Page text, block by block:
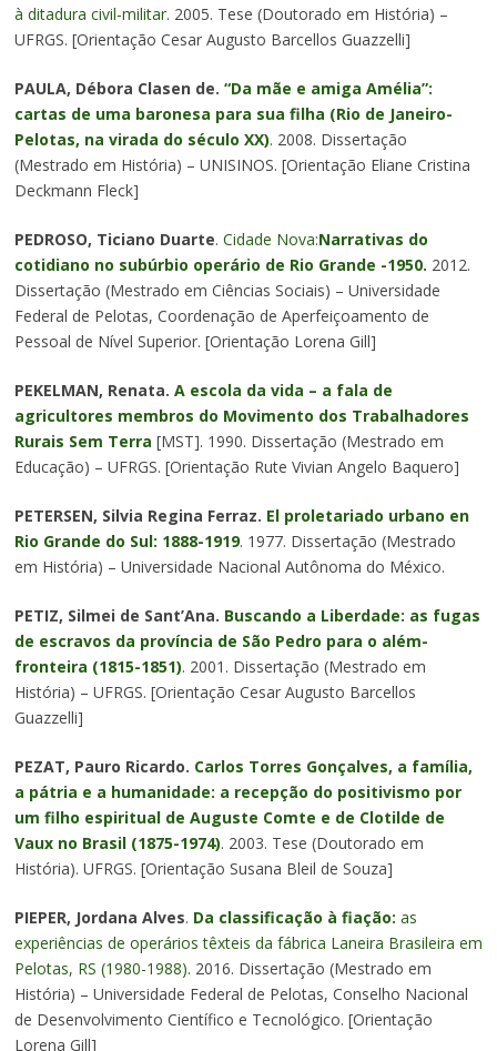
à ditadura civil-militar. 2005. Tese (Doutorado em História) –
UFRGS. [Orientação Cesar Augusto Barcellos Guazzelli]
PAULA, Débora Clasen de. “Da mãe e amiga Amélia”:
cartas de uma baronesa para sua filha (Rio de Janeiro-
Pelotas, na virada do século XX). 2008. Dissertação
(Mestrado em História) – UNISINOS. [Orientação Eliane Cristina
Deckmann Fleck]
PEDROSO, Ticiano Duarte. Cidade Nova:Narrativas do
cotidiano no subúrbio operário de Rio Grande -1950. 2012.
Dissertação (Mestrado em Ciências Sociais) – Universidade
Federal de Pelotas, Coordenação de Aperfeiçoamento de
Pessoal de Nível Superior. [Orientação Lorena Gill]
PEKELMAN, Renata. A escola da vida – a fala de
agricultores membros do Movimento dos Trabalhadores
Rurais Sem Terra [MST]. 1990. Dissertação (Mestrado em
Educação) – UFRGS. [Orientação Rute Vivian Angelo Baquero]
PETERSEN, Silvia Regina Ferraz. El proletariado urbano en
Rio Grande do Sul: 1888-1919. 1977. Dissertação (Mestrado
em História) – Universidade Nacional Autônoma do México.
PETIZ, Silmei de Sant’Ana. Buscando a Liberdade: as fugas
de escravos da província de São Pedro para o além-
fronteira (1815-1851). 2001. Dissertação (Mestrado em
História) – UFRGS. [Orientação Cesar Augusto Barcellos
Guazzelli]
PEZAT, Pauro Ricardo. Carlos Torres Gonçalves, a família,
a pátria e a humanidade: a recepção do positivismo por
um filho espiritual de Auguste Comte e de Clotilde de
Vaux no Brasil (1875-1974). 2003. Tese (Doutorado em
História). UFRGS. [Orientação Susana Bleil de Souza]
PIEPER, Jordana Alves. Da classificação à fiação: as
experiências de operários têxteis da fábrica Laneira Brasileira em
Pelotas, RS (1980-1988). 2016. Dissertação (Mestrado em
História) – Universidade Federal de Pelotas, Conselho Nacional
de Desenvolvimento Científico e Tecnológico. [Orientação
Lorena Gill]